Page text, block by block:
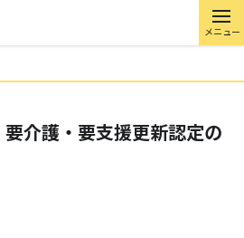
メニュー
要介護・要支援更新認定の